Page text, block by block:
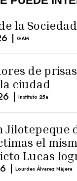
la
| GAM
de
ciudad
| Instituto 25a
Jilotepeque
el
Lucas
| Lourdes Álvarez Nájera